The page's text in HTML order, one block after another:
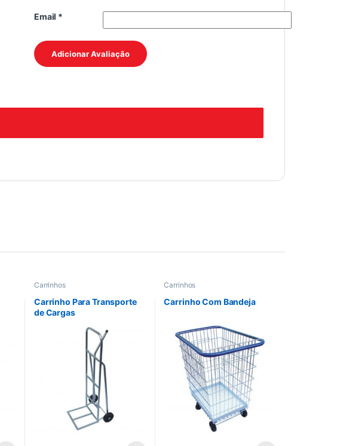
Email *
Carrinhos
Carrinho Para Transporte
de Cargas
Carrinhos
Carrinho Com Bandeja